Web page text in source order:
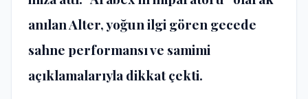
anılan Alter, yoğun ilgi gören gecede
sahne performansı ve samimi
açıklamalarıyla dikkat çekti.